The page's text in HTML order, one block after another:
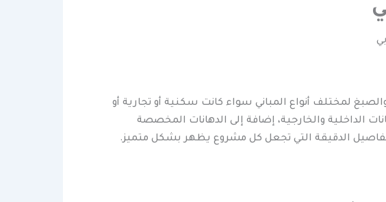
لمختلف أنواع المباني سواء كانت سكنية أو تجارية أو
والخارجية، إضافة إلى الدهانات المخصصة
الدقيقة التي تجعل كل مشروع يظهر بشكل متميز.